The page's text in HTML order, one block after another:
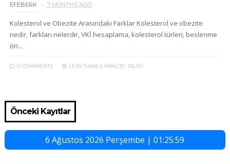
EFEBERK 7 MONTHS AGO
Kolesterol ve Obezite Arasındaki Farklar Kolesterol ve obezite
nedir, farkları nelerdir, VKİ hesaplama, kolesterol türleri, beslenme
ön...
0 COMMENTS LESS THAN A MINUTE READ
Önceki Kayıtlar
6 Ağustos 2026 Perşembe | 01:26:00